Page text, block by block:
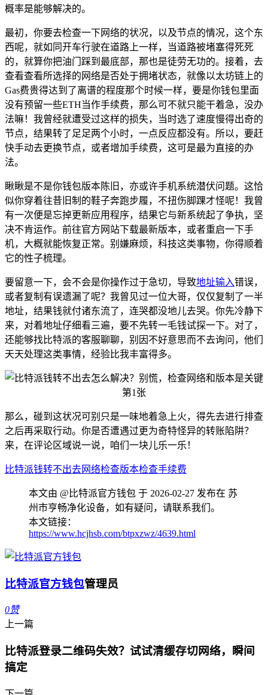
概率是能够解决的。
最初，你要去检查一下网络的状况，以及节点的情况，这个东
西呢，就如同开车行驶在道路上一样，当道路被堵塞得死死
的，就算你把油门踩到最底部，那也是徒劳无功的。接着，去
查看查看所选择的网络是否处于拥堵状态，就像以太坊链上的
Gas费贵得达到了离谱的程度那个时候一样，要是你钱包里面
没有预留一些ETH当作手续费，那么可不就只能干着急，没办
法嘛！我曾经就遭受过这样的损失，当时选了速度慢得出奇的
节点，结果转了足足两个小时，一点反应都没有。所以，要赶
快手动去更换节点，或者增加手续费，这可是最为直接的办
法。
瞅瞅是不是你钱包版本陈旧，亦或许手机系统潜伏问题。这恰
似你穿着往昔旧制的鞋子奔跑步履，不扭伤脚踝才怪呢！我曾
有一次便是忘掉更新应用程序，结果它与新系统起了争执，坚
决不肯运作。前往官方网站下载最新版本，或者重启一下手
机，大概就能恢复正常。别嫌麻烦，科技这类事物，你得顺着
它的性子梳理。
要留意一下，会不会是你操作过于急切，导致地址输入错误，
或者复制有误遗漏了呢？我曾见过一位大哥，仅仅复制了一半
地址，结果钱就付诸东流了，连哭都没地儿去哭。你先冷静下
来，对着地址仔细看三遍，要不先转一毛钱试探一下。对了，
还能够找比特派的客服聊聊，别因不好意思而不去询问，他们
天天处理这类事情，经验比我丰富得多。
那么，碰到这状况可别只是一味地着急上火，得先去进行排查
之后再采取行动。你是否遭遇过更为奇特怪异的转账陷阱？
来，在评论区域说一说，咱们一块儿乐一乐！
比特派钱转不出去网络检查版本检查手续费
本文由 @比特派官方钱包 于 2026-02-27 发布在 苏
州市亨畅净化设备，如有疑问，请联系我们。
本文链接：
https://www.hcjhsb.com/btpxzwz/4639.html
比特派官方钱包管理员
0赞
上一篇
比特派登录二维码失效？试试清缓存切网络，瞬间
搞定